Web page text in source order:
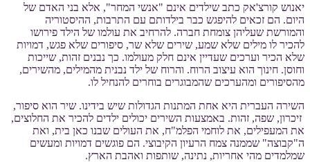
יאנוש קורצ'אק כתב שילדים אינם "אנשי המחר", אלא בני האדם של
היום. הם זכאים להיפגש כבר בילדותם עם התרבות, ההיסטוריה
והמורשת שעליהן צומחת חברה. להרחיב את עולמו של הילד פירושו
להכיר לו מילים שלא שמע, שירים שלא שר, סיפורים שלא פגש, דמויות
שלא הכיר וערכים שעדיין אינם חלק מעולמו. כך נבנים זהות, שייכות
וחוסן. חינוך הוא עיצוב הרוח. והרוח של ילד נבנית מהמילים, מהשירים,
מהסיפורים ומהערכים שהמבוגרים בוחרים להנחיל לו.
השירה העברית היא אחת המתנות הגדולות שיש בידינו. שיר הוא סיפור,
זיכרון, שפה, זהות. באמצעות השירים יכולים ילדים להכיר את החלוצים,
את המעפילים, את לוחמי הפלמ"ח, את העולים שבנו כאן בית, ואת
ה"קבוצה" שממנה צמח הרעיון הקיבוצי. הם פוגשים דמויות ומעשים
שמלמדים מהי אחריות, נתינה, שותפות ואהבת הארץ.